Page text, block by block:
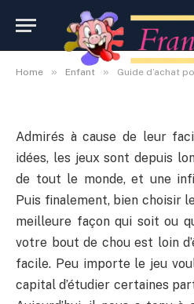
Home » Enfant » Guide d’achat pour
By Administrateur
14
Aucun commentaire
Admirés à cause de leur
idées, les jeux sont depuis
de tout le monde, et une
Puis finalement, bien choisir
meilleure façon qui soit ou
votre bout de chou est loin
facile. Peu importe le jeu
capital d’étudier certaines